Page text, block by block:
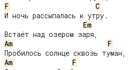
F
C
И ночь рассыпалась к утру.
Em
Am
F
Am
F